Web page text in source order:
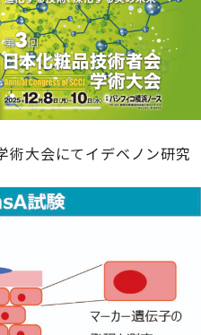
術大会にてイデベノン研究